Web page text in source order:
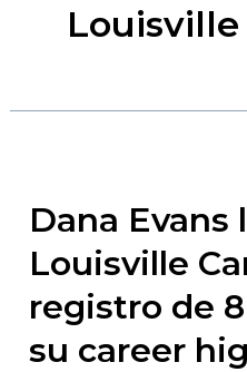
Louisville
Dana Evans
Louisville
registro de
su career